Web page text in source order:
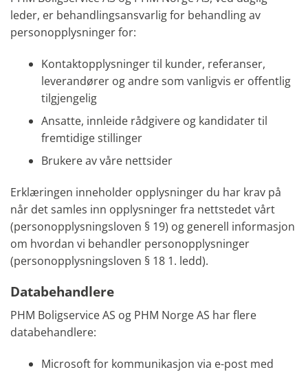
leder, er behandlingsansvarlig for behandling av
personopplysninger for:
Kontaktopplysninger til kunder, referanser,
leverandører og andre som vanligvis er offentlig
tilgjengelig
Ansatte, innleide rådgivere og kandidater til
fremtidige stillinger
Brukere av våre nettsider
Erklæringen inneholder opplysninger du har krav på
når det samles inn opplysninger fra nettstedet vårt
(personopplysningsloven § 19) og generell informasjon
om hvordan vi behandler personopplysninger
(personopplysningsloven § 18 1. ledd).
Databehandlere
PHM Boligservice AS og PHM Norge AS har flere
databehandlere:
Microsoft for kommunikasjon via e-post med